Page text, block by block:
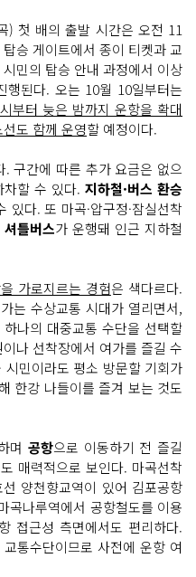
) 첫 배의 출발 시간은 오전 11
승 게이트에서 종이 티켓과 교
민의 탑승 안내 과정에서 이상
된다. 오는 10월 10일부터는
부터 늦은 밤까지 운항을 확대
도 함께 운영할 예정이다.
. 구간에 따른 추가 요금은 없으
할 수 있다. 지하철·버스 환승
있다. 또 마곡·압구정·잠실선착
셔틀버스가 운행돼 인근 지하철
가로지르는 경험은 색다르다.
는 수상교통 시대가 열리면서,
나의 대중교통 수단을 선택할
나 선착장에서 여가를 즐길 수
민이라도 평소 방문할 기회가
한강 나들이를 즐겨 보는 것도
며 공항으로 이동하기 전 즐길
매력적으로 보인다. 마곡선착
양천향교역이 있어 김포공항
곡나루역에서 공항철도를 이용
접근성 측면에서도 편리하다.
통수단이므로 사전에 운항 여